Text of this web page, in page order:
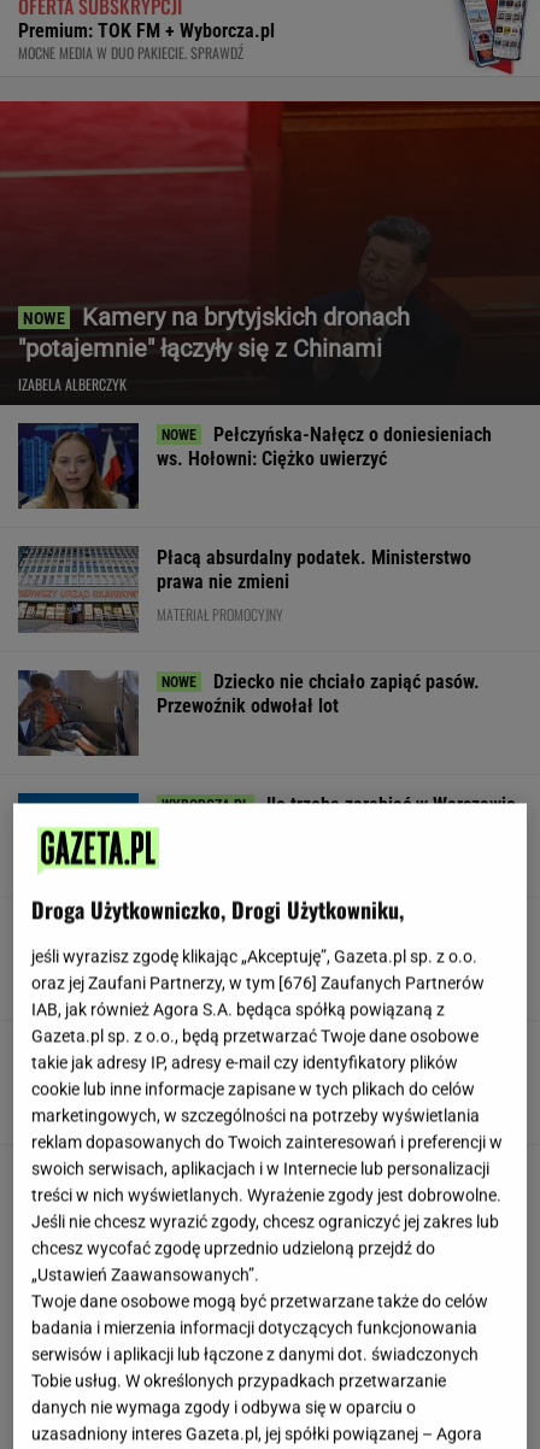
OFERTA SUBSKRYPCJI
Premium: TOK FM + Wyborcza.pl
MOCNE MEDIA W DUO PAKIECIE. SPRAWDŹ
Kamery na brytyjskich dronach
"potajemnie" łączyły się z Chinami
IZABELA ALBERCZYK
Pełczyńska-Nałęcz o doniesieniach
ws. Hołowni: Ciężko uwierzyć
Płacą absurdalny podatek. Ministerstwo
prawa nie zmieni
MATERIAŁ PROMOCYJNY
Dziecko nie chciało zapiąć pasów.
Przewoźnik odwołał lot
Ile trzeba zarabiać w Warszawie
na godne życie? Czytelnicy podają kwoty
Będzie wielki hit z udziałem Osaki w Toronto!
Oto ostatnie ćwierćfinalistki
Jeden z najbardziej poszukiwanych ludzi na
świecie już w areszcie
Droga Użytkowniczko, Drogi Użytkowniku,
jeśli wyrazisz zgodę klikając „Akceptuję”, Gazeta.pl sp. z o.o.
oraz jej Zaufani Partnerzy, w tym [676] Zaufanych Partnerów
IAB, jak również Agora S.A. będąca spółką powiązaną z
Gazeta.pl sp. z o.o., będą przetwarzać Twoje dane osobowe
takie jak adresy IP, adresy e-mail czy identyfikatory plików
cookie lub inne informacje zapisane w tych plikach do celów
marketingowych, w szczególności na potrzeby wyświetlania
reklam dopasowanych do Twoich zainteresowań i preferencji w
swoich serwisach, aplikacjach i w Internecie lub personalizacji
treści w nich wyświetlanych. Wyrażenie zgody jest dobrowolne.
Jeśli nie chcesz wyrazić zgody, chcesz ograniczyć jej zakres lub
chcesz wycofać zgodę uprzednio udzieloną przejdź do
„Ustawień Zaawansowanych”.
Twoje dane osobowe mogą być przetwarzane także do celów
badania i mierzenia informacji dotyczących funkcjonowania
serwisów i aplikacji lub łączone z danymi dot. świadczonych
Tobie usług. W określonych przypadkach przetwarzanie
danych nie wymaga zgody i odbywa się w oparciu o
uzasadniony interes Gazeta.pl, jej spółki powiązanej – Agora